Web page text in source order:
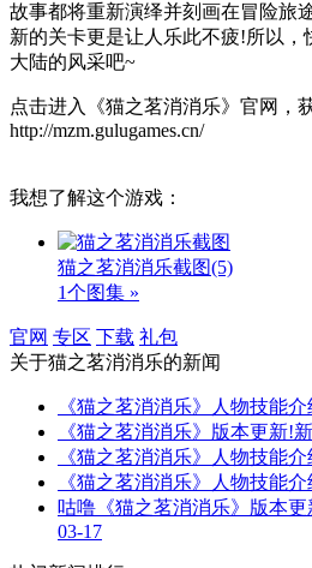
故事都将重新演绎并刻画在冒险旅
新的关卡更是让人乐此不疲!所以，
大陆的风采吧~
点击进入《猫之茗消消乐》官网，
http://mzm.gulugames.cn/
我想了解这个游戏：
猫之茗消消乐截图(5)
1个图集 »
官网 专区 下载 礼包
关于猫之茗消消乐的新闻
《猫之茗消消乐》人物技能介
《猫之茗消消乐》版本更新!
《猫之茗消消乐》人物技能
《猫之茗消消乐》人物技能
咕噜《猫之茗消消乐》版本更
03-17